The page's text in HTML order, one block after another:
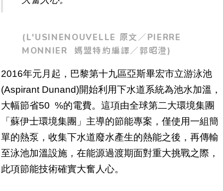
(L'USINENOUVELLE 原文／PIERRE
MONNIER 媽盟特約編譯／郭昭澄)
2016年元月起，巴黎第十九區亞斯畢宏市立游泳池
(Aspirant Dunand)開始利用下水道系統為池水加溫，
大幅節省50 %的電費。這項由全球第二大環境集團
「蘇伊士環境集團」主導的節能專案，僅使用一組簡
單的熱泵，收集下水道廢水產生的熱能之後，再傳輸
至泳池加溫設施，在能源過渡期面對重大挑戰之際，
此項節能技術確實大奮人心。